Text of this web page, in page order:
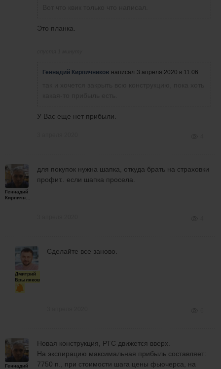
Это планка.
Геннадий Кирпичников написал 3 апреля 2020 в 11:06
У Вас еще нет прибыли.
Геннадий
для покупок нужна шапка, откуда брать на страховки
профит.. если шапка просела.
Дмитрий
Брыляков
Сделайте все заново.
Геннадий
Новая конструкция, РТС движется вверх.
На экспирацию максимальная прибыль составляет:
7750 п., при стоимости шага цены фьючерса, на